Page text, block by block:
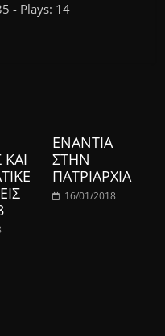
- Plays: 14
ΚΑΙ
ΕΝΑΝΤΙΑ
ΣΤΗΝ
ΠΑΤΡΙΑΡΧΙΑ
16/01/2018